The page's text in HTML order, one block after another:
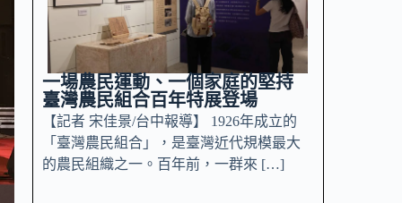
一場農民運動、一個家庭的堅持
臺灣農民組合百年特展登場
【記者 宋佳景/台中報導】 1926年成立的
「臺灣農民組合」，是臺灣近代規模最大
的農民組織之一。百年前，一群來 […]